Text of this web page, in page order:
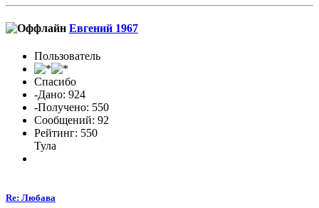
Евгений 1967
Пользователь
Спасибо
-Дано: 924
-Получено: 550
Сообщений: 92
Рейтинг: 550
Тула
Re: Любава